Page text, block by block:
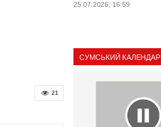
21
25.07.2026, 16:59
СУМСЬКИЙ КАЛЕНДАР